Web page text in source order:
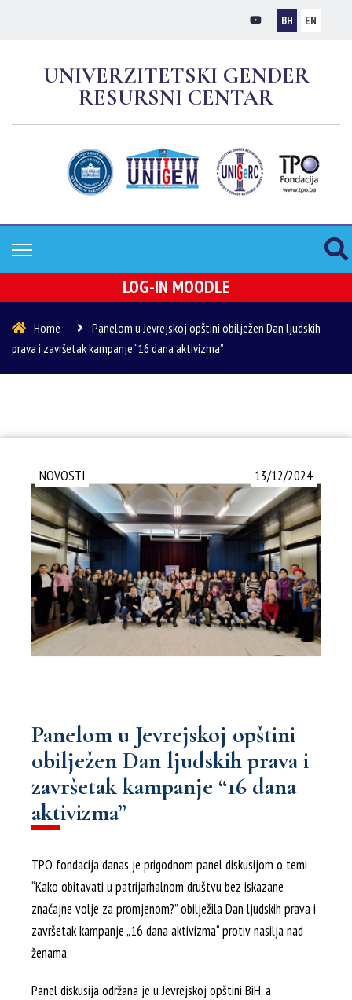
BH EN
UNIVERZITETSKI GENDER
RESURSNI CENTAR
LOG-IN MOODLE
Home
Panelom u Jevrejskoj opštini obilježen Dan ljudskih
prava i završetak kampanje “16 dana aktivizma”
13/12/2024
NOVOSTI
Panelom u Jevrejskoj opštini
obilježen Dan ljudskih prava i
završetak kampanje “16 dana
aktivizma”
TPO fondacija danas je prigodnom panel diskusijom o temi
“Kako obitavati u patrijarhalnom društvu bez iskazane
značajne volje za promjenom?” obilježila Dan ljudskih prava i
završetak kampanje „16 dana aktivizma“ protiv nasilja nad
ženama.
Panel diskusija održana je u Jevrejskoj opštini BiH, a